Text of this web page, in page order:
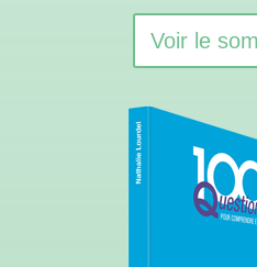
Voir le